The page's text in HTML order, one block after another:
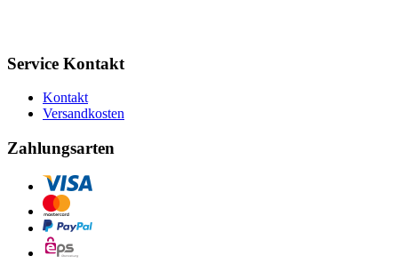
Service Kontakt
Kontakt
Versandkosten
Zahlungsarten